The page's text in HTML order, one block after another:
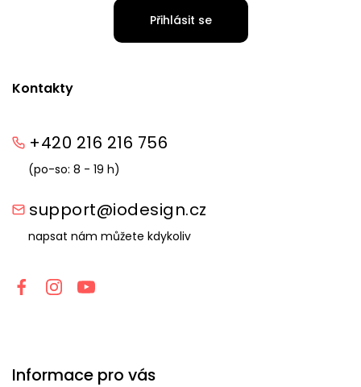
Kontakty
+420 216 216 756
(po-so: 8 - 19 h)
support@iodesign.cz
napsat nám můžete kdykoliv
Informace pro vás
Přihlásit se